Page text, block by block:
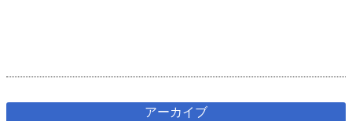
アーカイブ